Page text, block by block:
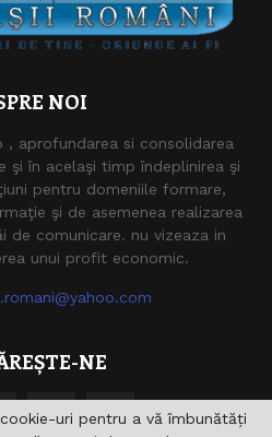
NOI
aprofundarea si consolidarea
şi în acelaşi timp îndeplinirea şi
pentru domeniile formare,
şi de asemenea realizarea
de comunicare. nu vizeaza in
unui profit economic.
NE
uri pentru a vă îmbunătăți